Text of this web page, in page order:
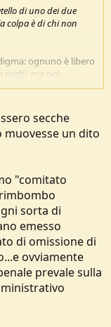
di uno dei due
colpa è di chi non
ognuno è libero
rischi, ma poi
come meglio
secche
muovesse un dito
"comitato
sorta di
emesso
di omissione di
ovviamente
prevale sulla